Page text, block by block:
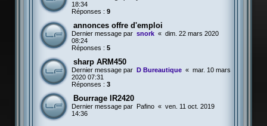
18:34
Réponses : 9
annonces offre d'emploi
Dernier message par snork « dim. 22 mars 2020
08:24
Réponses : 5
sharp ARM450
Dernier message par D Bureautique « mar. 10 mars
2020 07:31
Réponses : 3
Bourrage IR2420
Dernier message par Pafino « ven. 11 oct. 2019
14:36